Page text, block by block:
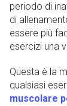
periodo di
di
essere più
esercizi una
Questa è la
qualsiasi
muscolare